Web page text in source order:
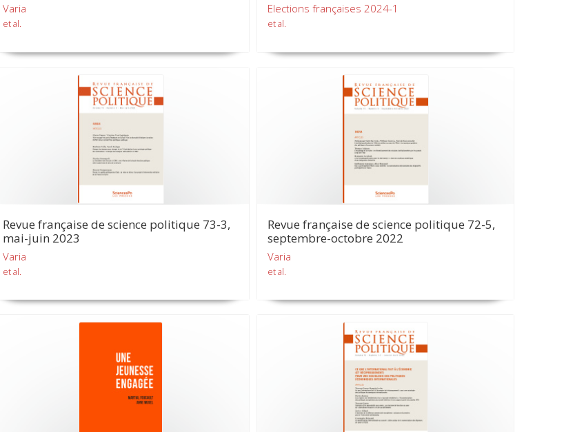
Varia
et al.
Elections françaises 2024-1
et al.
Revue française de science politique 73-3,
mai-juin 2023
Varia
et al.
Revue française de science politique 72-5,
septembre-octobre 2022
Varia
et al.